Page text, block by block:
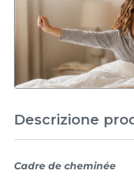
Descrizione
Cadre de cheminée